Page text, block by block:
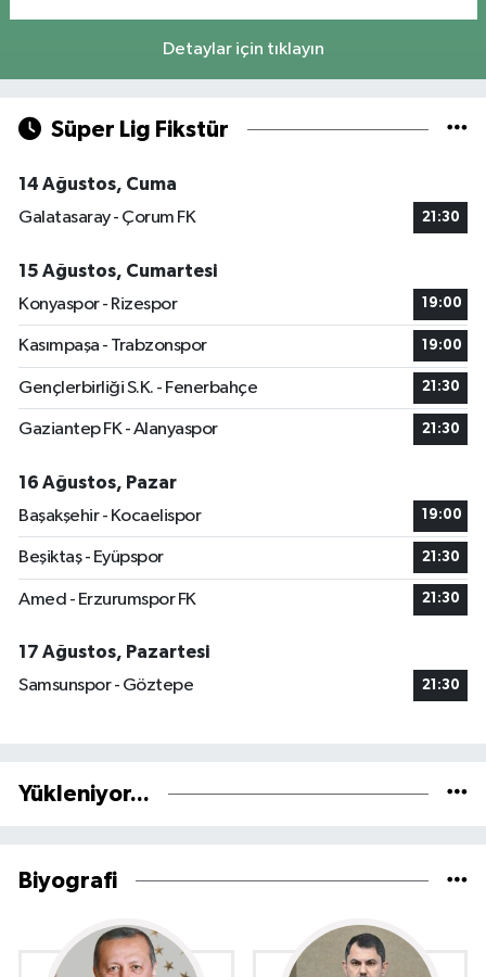
Detaylar için tıklayın
Süper Lig Fikstür
14 Ağustos, Cuma
Galatasaray - Çorum FK
21:30
15 Ağustos, Cumartesi
Konyaspor - Rizespor
19:00
Kasımpaşa - Trabzonspor 19:00
Gençlerbirliği S.K. - Fenerbahçe 21:30
Gaziantep FK - Alanyaspor 21:30
16 Ağustos, Pazar
Başakşehir - Kocaelispor
19:00
Beşiktaş - Eyüpspor 21:30
Amed - Erzurumspor FK 21:30
17 Ağustos, Pazartesi
Samsunspor - Göztepe
21:30
Yükleniyor...
Biyografi